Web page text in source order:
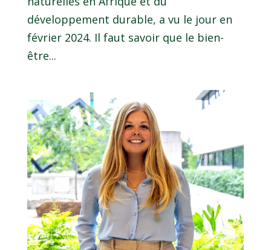
développement durable, a vu le jour en
février 2024. Il faut savoir que le bien-
être...